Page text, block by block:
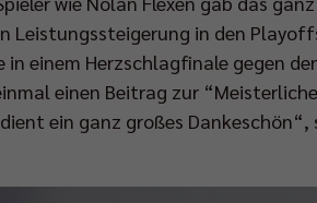
in den
einem Herzschlagfinale gegen
einen Beitrag zur
ein ganz großes Dankeschön“,